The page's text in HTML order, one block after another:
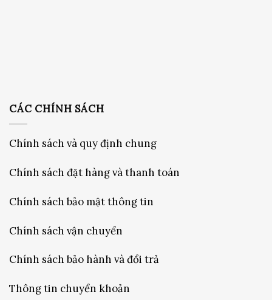
CÁC CHÍNH SÁCH
Chính sách và quy định chung
Chính sách đặt hàng và thanh toán
Chính sách bảo mật thông tin
Chính sách vận chuyển
Chính sách bảo hành và đổi trả
Thông tin chuyển khoản